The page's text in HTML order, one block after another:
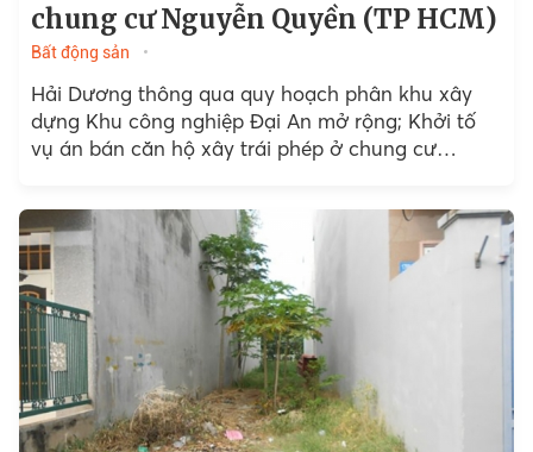
chung cư Nguyễn Quyền (TP HCM)
Bất động sản
Hải Dương thông qua quy hoạch phân khu xây
dựng Khu công nghiệp Đại An mở rộng; Khởi tố
vụ án bán căn hộ xây trái phép ở chung cư